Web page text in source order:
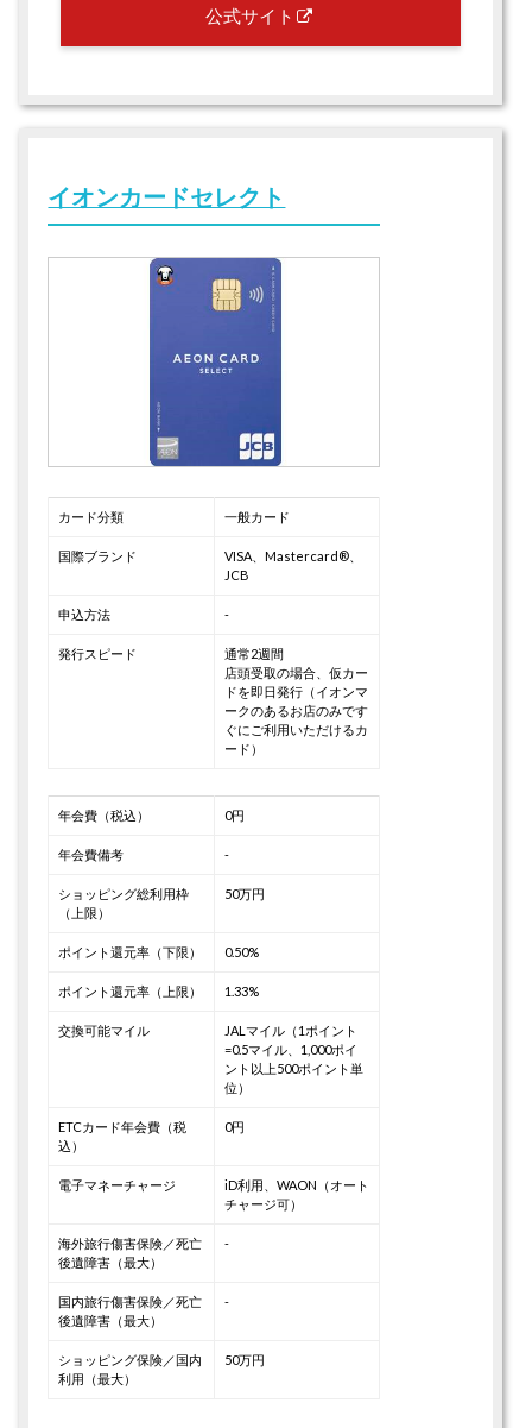
公式サイト
イオンカードセレクト
カード分類 一般カード
国際ブランド
VISA、Mastercard®、
JCB
申込方法 -
発行スピード
通常2週間
店頭受取の場合、仮カー
ドを即日発行（イオンマ
ークのあるお店のみです
ぐにご利用いただけるカ
ード）
年会費（税込） 0円
年会費備考 -
ショッピング総利用枠
（上限）
50万円
ポイント還元率（下限） 0.50%
ポイント還元率（上限） 1.33%
交換可能マイル
JALマイル（1ポイント
=0.5マイル、1,000ポイ
ント以上500ポイント単
位）
ETCカード年会費（税
込）
0円
電子マネーチャージ
iD利用、WAON（オート
チャージ可）
海外旅行傷害保険／死亡
後遺障害（最大）
-
国内旅行傷害保険／死亡
後遺障害（最大）
-
ショッピング保険／国内
利用（最大）
50万円